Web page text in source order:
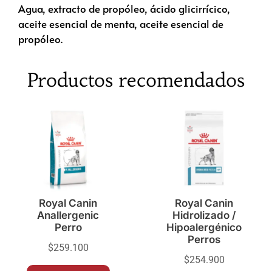
Agua, extracto de propóleo, ácido glicirrícico,
aceite esencial de menta, aceite esencial de
propóleo.
Productos recomendados
Royal Canin
Anallergenic
Perro
$259.100
Royal Canin
Hidrolizado /
Hipoalergénico
Perros
$254.900